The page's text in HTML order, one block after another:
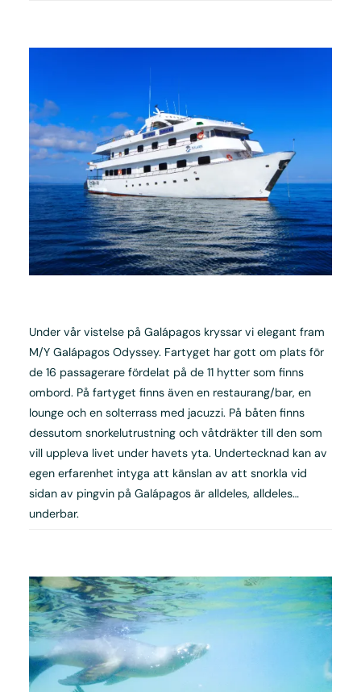
Under vår vistelse på Galápagos kryssar vi elegant fram
M/Y Galápagos Odyssey. Fartyget har gott om plats för
de 16 passagerare fördelat på de 11 hytter som finns
ombord. På fartyget finns även en restaurang/bar, en
lounge och en solterrass med jacuzzi. På båten finns
dessutom snorkelutrustning och våtdräkter till den som
vill uppleva livet under havets yta. Undertecknad kan av
egen erfarenhet intyga att känslan av att snorkla vid
sidan av pingvin på Galápagos är alldeles, alldeles…
underbar.